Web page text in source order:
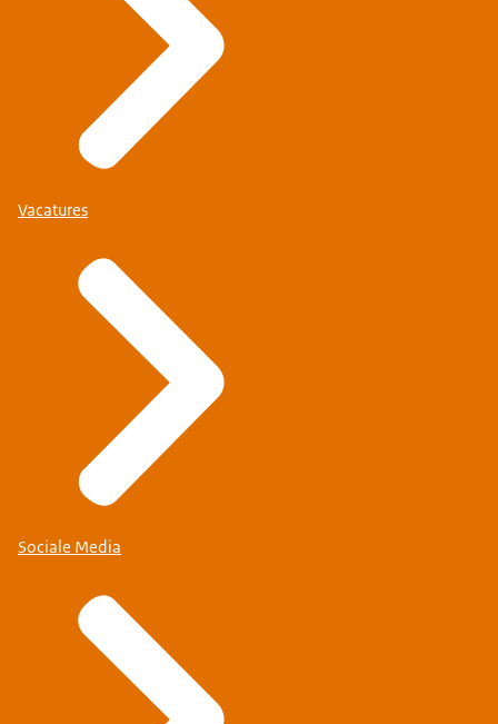
Vacatures
Sociale Media